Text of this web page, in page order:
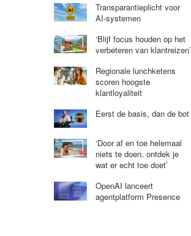
Transparantieplicht voor
AI-systemen
‘Blijf focus houden op het
verbeteren van klantreizen’
Regionale lunchketens
scoren hoogste
klantloyaliteit
Eerst de basis, dan de bot
‘Door af en toe helemaal
niets te doen, ontdek je
wat er echt toe doet’
OpenAI lanceert
agentplatform Presence